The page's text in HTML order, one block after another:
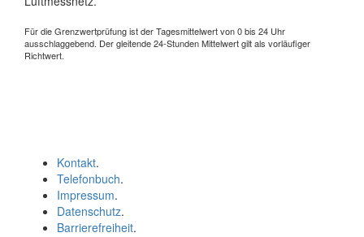
Für die Grenzwertprüfung ist der Tagesmittelwert von 0 bis 24 Uhr
ausschlaggebend. Der gleitende 24-Stunden Mittelwert gilt als vorläufiger
Richtwert.
Kontakt.
Telefonbuch.
Impressum.
Datenschutz.
Barrierefreiheit.